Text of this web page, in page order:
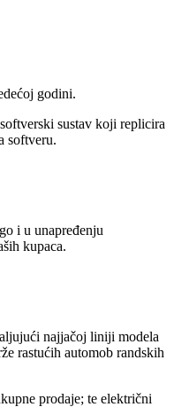
godini.
sustav koji replicira
softveru.
i u unapređenju
kupaca.
najjačoj liniji modela
rastućih automob randskih
prodaje; te električni